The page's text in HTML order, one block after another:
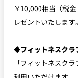
￥10,000相当（税
レゼントいたします。
◆フィットネスクラ
「フィットネスク